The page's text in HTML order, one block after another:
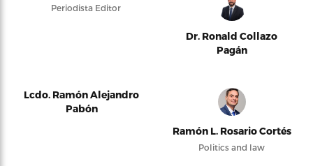
Periodista Editor
Dr. Ronald Collazo
Pagán
Lcdo. Ramón Alejandro
Pabón
Ramón L. Rosario Cortés
Politics and law